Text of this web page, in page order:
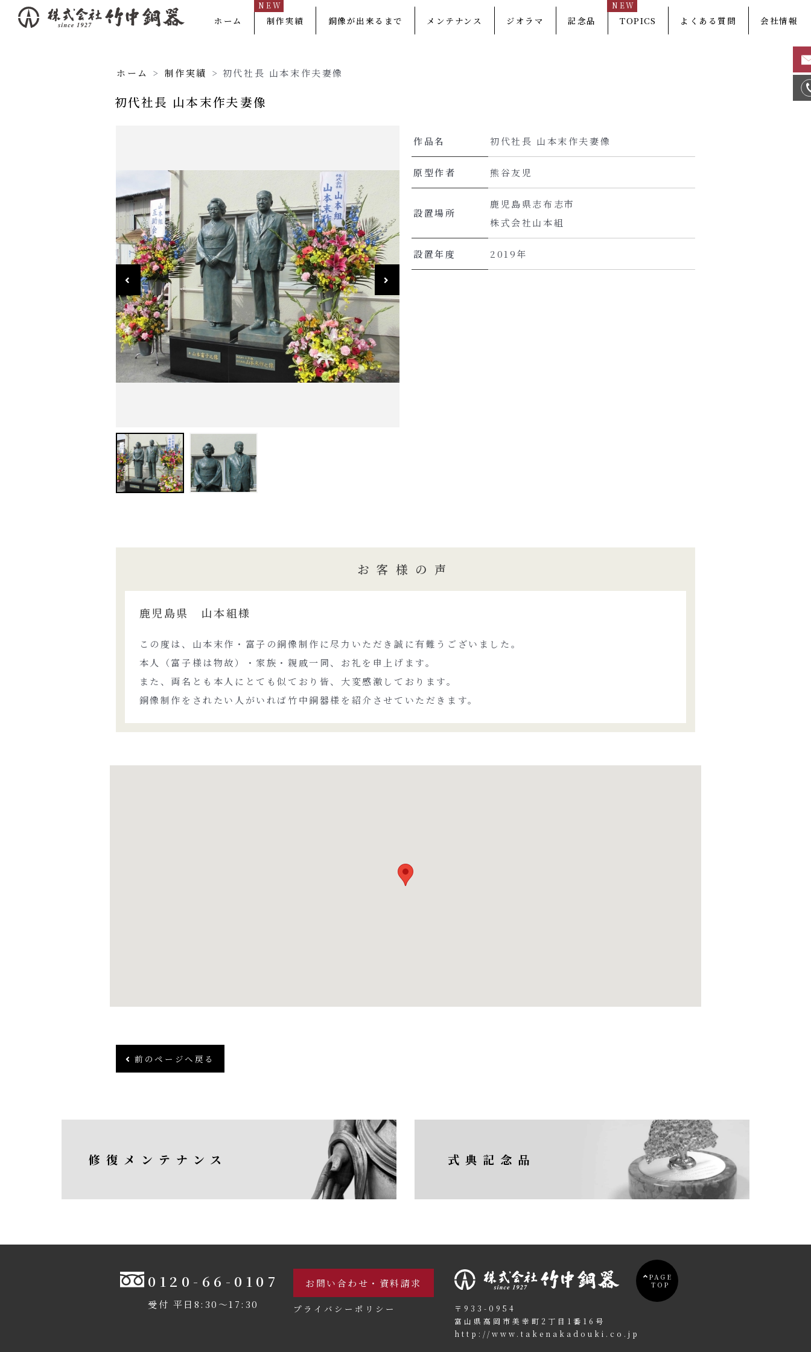
ホーム 制作実績
NEW
銅像が出来るまで メンテナンス ジオラマ 記念品 TOPICS
NEW
よくある質問 会社情報
ホーム > 制作実績 > 初代社長 山本末作夫妻像
初代社長 山本末作夫妻像
作品名 初代社長 山本末作夫妻像
原型作者 熊谷友児
設置場所
鹿児島県志布志市
株式会社山本組
設置年度 2019年
お客様の声
鹿児島県 山本組様
この度は、山本末作・富子の銅像制作に尽力いただき誠に有難うございました。
本人（富子様は物故）・家族・親戚一同、お礼を申上げます。
また、両名とも本人にとても似ており皆、大変感激しております。
銅像制作をされたい人がいれば竹中銅器様を紹介させていただきます。
前のページへ戻る
修復メンテナンス 式典記念品
0120-66-0107
受付 平日8:30〜17:30
お問い合わせ・資料請求
プライバシーポリシー
〒933-0954
富山県高岡市美幸町2丁目1番16号
http://www.takenakadouki.co.jp
PAGE
TOP